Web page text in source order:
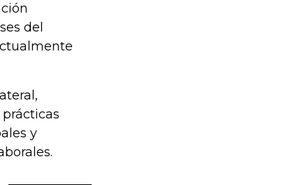
del
y